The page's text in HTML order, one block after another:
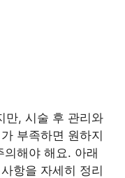
만, 시술 후 관리와
부족하면 원하지
해야 해요. 아래
항을 자세히 정리